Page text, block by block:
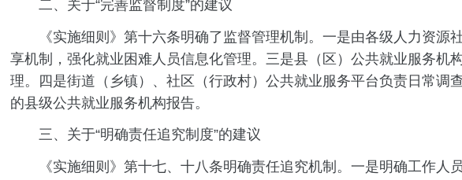
二、关于“完善监督制度”的建议
《实施细则》第十六条明确了监督管理机制。一是由各级人力资源
享机制，强化就业困难人员信息化管理。三是县（区）公共就业服务
理。四是街道（乡镇）、社区（行政村）公共就业服务平台负责日常
的县级公共就业服务机构报告。
三、关于“明确责任追究制度”的建议
《实施细则》第十七、十八条明确责任追究机制。一是明确工作人